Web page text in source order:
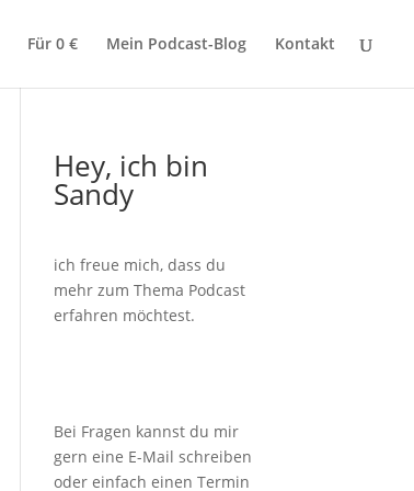
Für 0 € Mein Podcast-Blog Kontakt
Hey, ich bin
Sandy
ich freue mich, dass du
mehr zum Thema Podcast
erfahren möchtest.
Bei Fragen kannst du mir
gern eine E-Mail schreiben
oder einfach einen Termin